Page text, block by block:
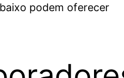
podem oferecer